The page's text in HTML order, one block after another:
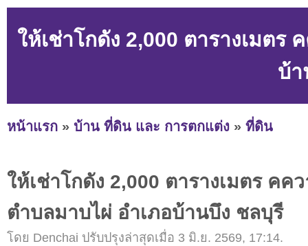
ให้เช่าโกดัง 2,000 ตารางเมตร
บ้า
หน้าแรก » บ้าน ที่ดิน และ การตกแต่ง » ที่ดิน
ให้เช่าโกดัง 2,000 ตารางเมตร คค
ตำบลมาบไผ่ อำเภอบ้านบึง ชลบุรี
โดย Denchai ปรับปรุงล่าสุดเมื่อ 3 มิ.ย. 2569, 17:14.